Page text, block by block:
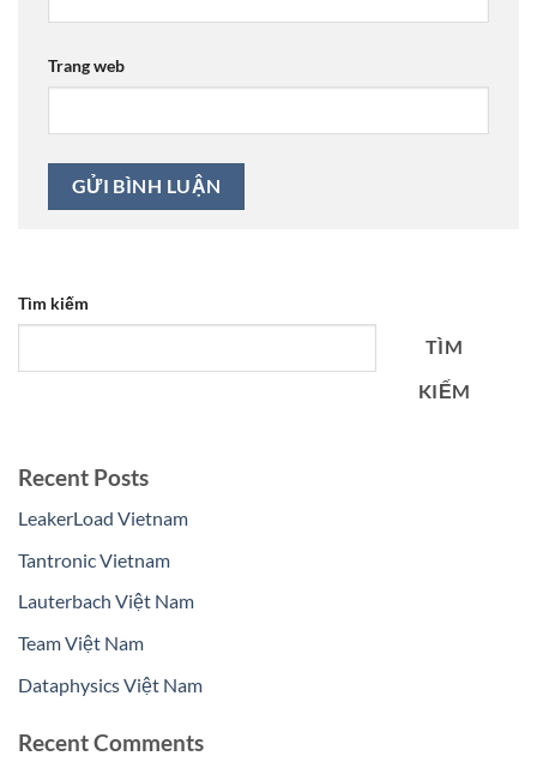
Trang web
Tìm kiếm
TÌM
KIẾM
Recent Posts
LeakerLoad Vietnam
Tantronic Vietnam
Lauterbach Việt Nam
Team Việt Nam
Dataphysics Việt Nam
Recent Comments